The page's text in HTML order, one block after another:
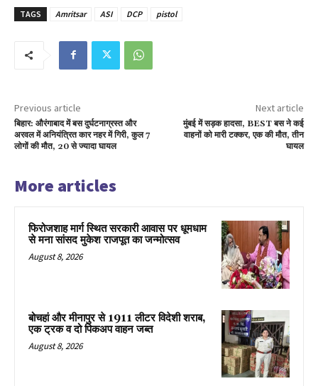
TAGS Amritsar ASI DCP pistol
Previous article
​बिहार: ​औरंगाबाद में बस दुर्घटनाग्रस्त और ​
अरवल में अनियंत्रित कार नहर में गिरी, कुल 7
लोगों की मौत, 20 से ज्यादा घायल
Next article
मुंबई में सड़क हादसा, BEST बस ने कई
वाहनों को मारी टक्कर, एक की मौत, तीन
घायल
More articles
फिरोजशाह मार्ग स्थित सरकारी आवास पर धूमधाम
से मना सांसद मुकेश राजपूत का जन्मोत्सव
August 8, 2026
बोचहां और मीनापुर से 1911 लीटर विदेशी शराब,
एक ट्रक व दो पिकअप वाहन जब्त
August 8, 2026